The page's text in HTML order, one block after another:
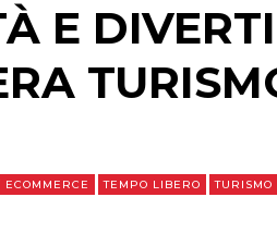
E
TEMPO LIBERO TURISMO